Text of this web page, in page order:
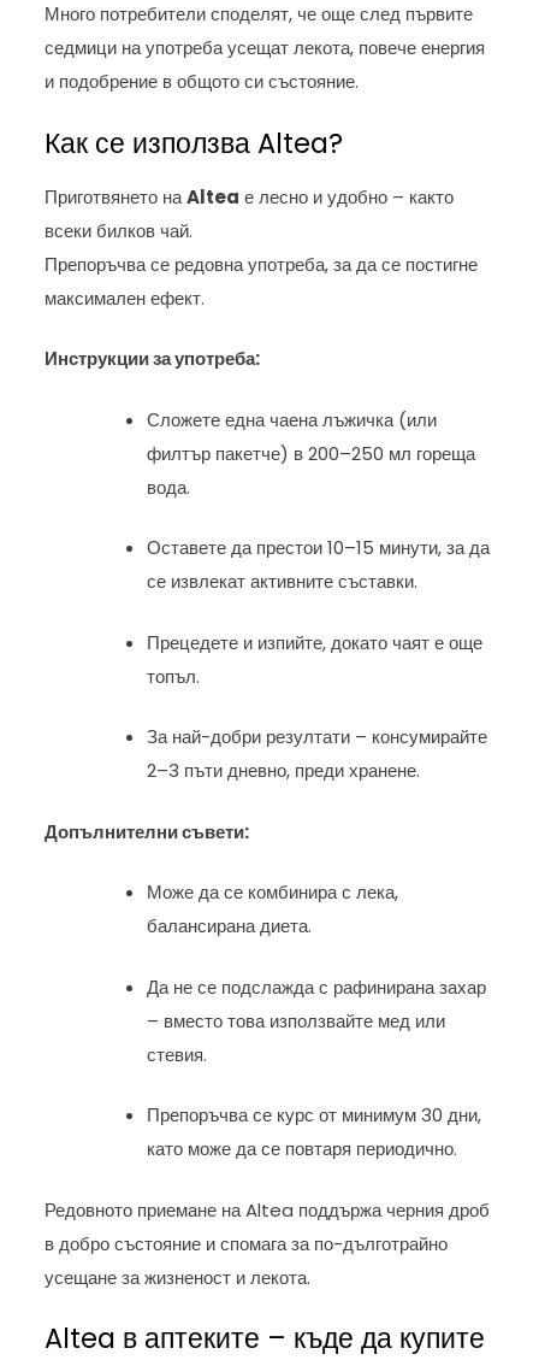
Много потребители споделят, че още след първите
седмици на употреба усещат лекота, повече енергия
и подобрение в общото си състояние.
Как се използва Altea?
Приготвянето наAltea е лесно и удобно – както
всеки билков чай.
Препоръчва се редовна употреба, за да се постигне
максимален ефект.
Инструкции за употреба:
Сложете една чаена лъжичка (или
филтър пакетче) в 200–250 мл гореща
вода.
Оставете да престои 10–15 минути, за да
се извлекат активните съставки.
Прецедете и изпийте, докато чаят е още
топъл.
За най-добри резултати – консумирайте
2–3 пъти дневно, преди хранене.
Допълнителни съвети:
Може да се комбинира с лека,
балансирана диета.
Да не се подслажда с рафинирана захар
– вместо това използвайте мед или
стевия.
Препоръчва се курс от минимум 30 дни,
като може да се повтаря периодично.
Редовното приемане на Altea поддържа черния дроб
в добро състояние и спомага за по-дълготрайно
усещане за жизненост и лекота.
Altea в аптеките – къде да купите